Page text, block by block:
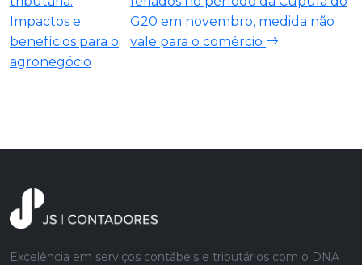
Impactos e
benefícios para o
agronegócio
G20 em novembro, medida não
vale para o comércio
Excelência em serviços contábeis e tributários com o DNA